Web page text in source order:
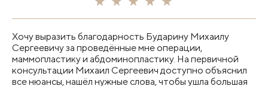
Хочу выразить благодарность Бударину Михаилу
Сергеевичу за проведённые мне операции,
маммопластику и абдоминопластику. На первичной
консультации Михаил Сергеевич доступно объяснил
все нюансы, нашёл нужные слова, чтобы ушла большая